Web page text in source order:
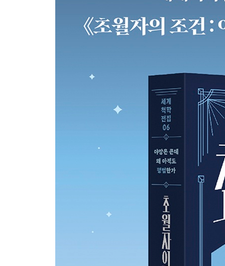
05 가장 강한 행위는 멈추는 것이다 베유의 탈창조
06 완성되지 않은 채 완전한 로저스의 완전히 기능
에필로그 풀려난 사람 374